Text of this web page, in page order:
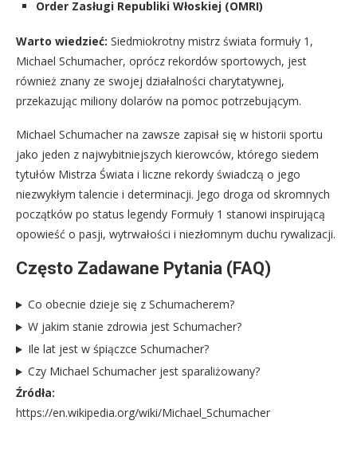
Order Zasługi Republiki Włoskiej (OMRI)
Warto wiedzieć: Siedmiokrotny mistrz świata formuły 1,
Michael Schumacher, oprócz rekordów sportowych, jest
również znany ze swojej działalności charytatywnej,
przekazując miliony dolarów na pomoc potrzebującym.
Michael Schumacher na zawsze zapisał się w historii sportu
jako jeden z najwybitniejszych kierowców, którego siedem
tytułów Mistrza Świata i liczne rekordy świadczą o jego
niezwykłym talencie i determinacji. Jego droga od skromnych
początków po status legendy Formuły 1 stanowi inspirującą
opowieść o pasji, wytrwałości i niezłomnym duchu rywalizacji.
Często Zadawane Pytania (FAQ)
Co obecnie dzieje się z Schumacherem?
W jakim stanie zdrowia jest Schumacher?
Ile lat jest w śpiączce Schumacher?
Czy Michael Schumacher jest sparaliżowany?
Źródła:
https://en.wikipedia.org/wiki/Michael_Schumacher